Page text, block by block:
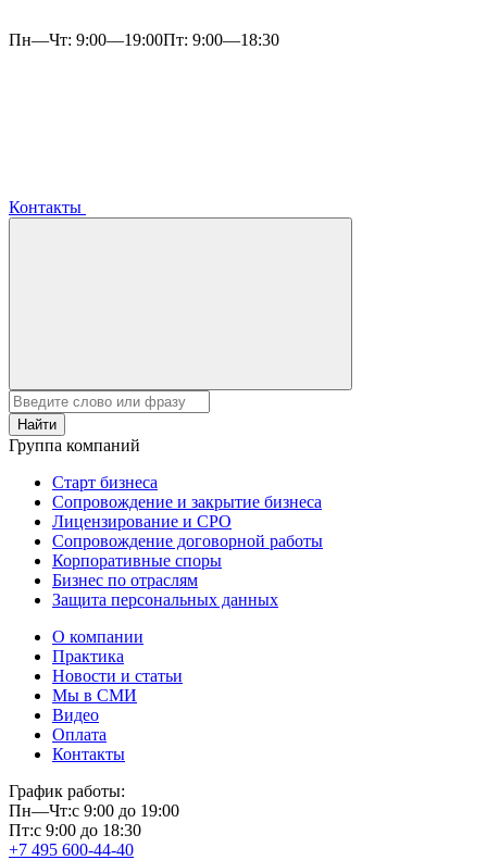
Пн—Чт: 9:00—19:00Пт: 9:00—18:30
Контакты
Найти
Группа компаний
Старт бизнеса
Сопровождение и закрытие бизнеса
Лицензирование и СРО
Сопровождение договорной работы
Корпоративные споры
Бизнес по отраслям
Защита персональных данных
О компании
Практика
Новости и статьи
Мы в СМИ
Видео
Оплата
Контакты
График работы:
Пн—Чт:с 9:00 до 19:00
Пт:с 9:00 до 18:30
+7 495 600-44-40